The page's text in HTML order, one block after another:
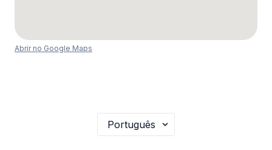
Abrir no Google Maps